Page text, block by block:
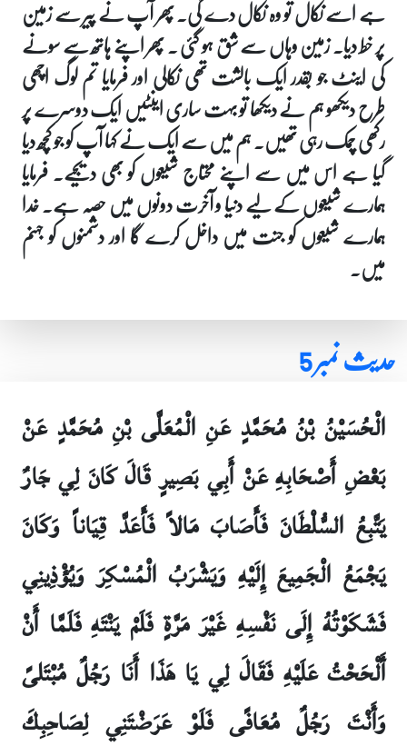
ہے اسے نکال تو وہ نکال دے گی۔ پھر آپ نے پیر سے زمین
پر خط دیا۔ زمین وہاں سے شق ہو گئی ۔ پھر اپنے ہاتھ سے سونے
کی اینٹ جو بقدر ایک بالشت تھی نکالی اور فرمایا تم لوگ اچھی
طرح دیکھو ہم نے دیکھا تو بہت ساری اینٹیں ایک دوسرے پر
رکھی چمک رہی تھیں۔ ہم میں سے ایک نے کہا آپ کو جو کچھ دیا
گیا ہے اس میں سے اپنے محتاج شیعوں کو بھی دیجیے۔ فرمایا
ہمارے شیعوں کے لیے دنیا و آخرت دونوں میں حصہ ہے۔ خدا
ہمارے شیعوں کو جنت میں داخل کرے گا اور دشمنوں کو جہنم
میں۔
حدیث نمبر 5
الْحُسَيْنُ بْنُ مُحَمَّدٍ عَنِ الْمُعَلَّى بْنِ مُحَمَّدٍ عَنْ
بَعْضِ أَصْحَابِهِ عَنْ أَبِي بَصِيرٍ قَالَ كَانَ لِي جَارٌ
يَتَّبِعُ السُّلْطَانَ فَأَصَابَ مَالاً فَأَعَدَّ قِيَاناً وَكَانَ
يَجْمَعُ الْجَمِيعَ إِلَيْهِ وَيَشْرَبُ الْمُسْكِرَ وَيُؤْذِينِي
فَشَكَوْتُهُ إِلَى نَفْسِهِ غَيْرَ مَرَّةٍ فَلَمْ يَنْتَهِ فَلَمَّا أَنْ
أَلْحَحْتُ عَلَيْهِ فَقَالَ لِي يَا هَذَا أَنَا رَجُلٌ مُبْتَلىً
وَأَنْتَ رَجُلٌ مُعَافًى فَلَوْ عَرَضْتَنِي لِصَاحِبِكَ